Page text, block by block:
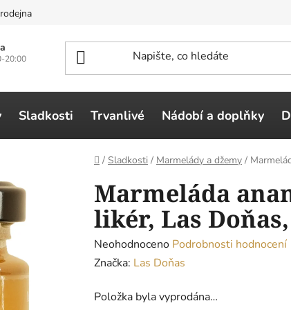
20:00
Sladkosti Trvanlivé Nádobí a doplňky
Domů
/ Sladkosti / Marmelády a džemy /
Marmeláda
likér, Las
Průměrné
hodnocení
je
Neohodnoceno Podrobnosti hodnocení
Značka: Las Doňas
Položka byla vyprodána…